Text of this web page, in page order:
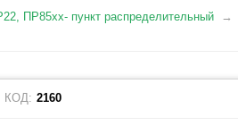
ПР85хх- пункт распределительный
КОД: 2160